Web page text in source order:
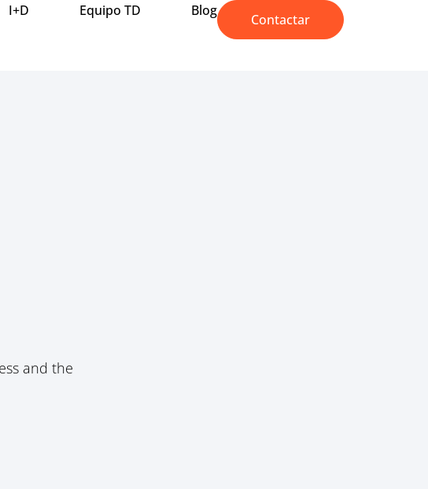
I+D Equipo TD Blog
Contactar
and the